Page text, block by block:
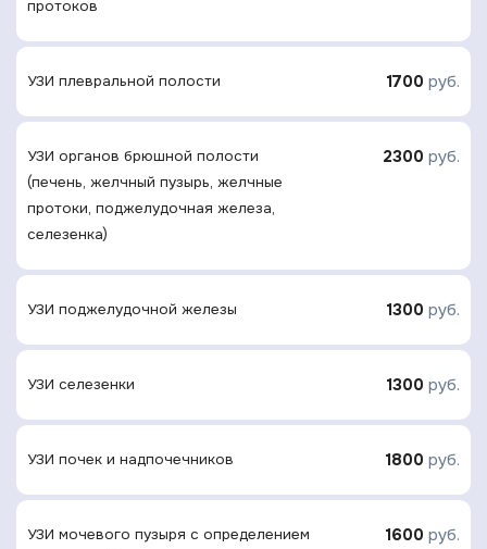
протоков
УЗИ плевральной полости 1700 руб.
УЗИ органов брюшной полости
(печень, желчный пузырь, желчные
протоки, поджелудочная железа,
селезенка)
2300 руб.
УЗИ поджелудочной железы 1300 руб.
УЗИ селезенки 1300 руб.
УЗИ почек и надпочечников 1800 руб.
УЗИ мочевого пузыря с определением
1600 руб.